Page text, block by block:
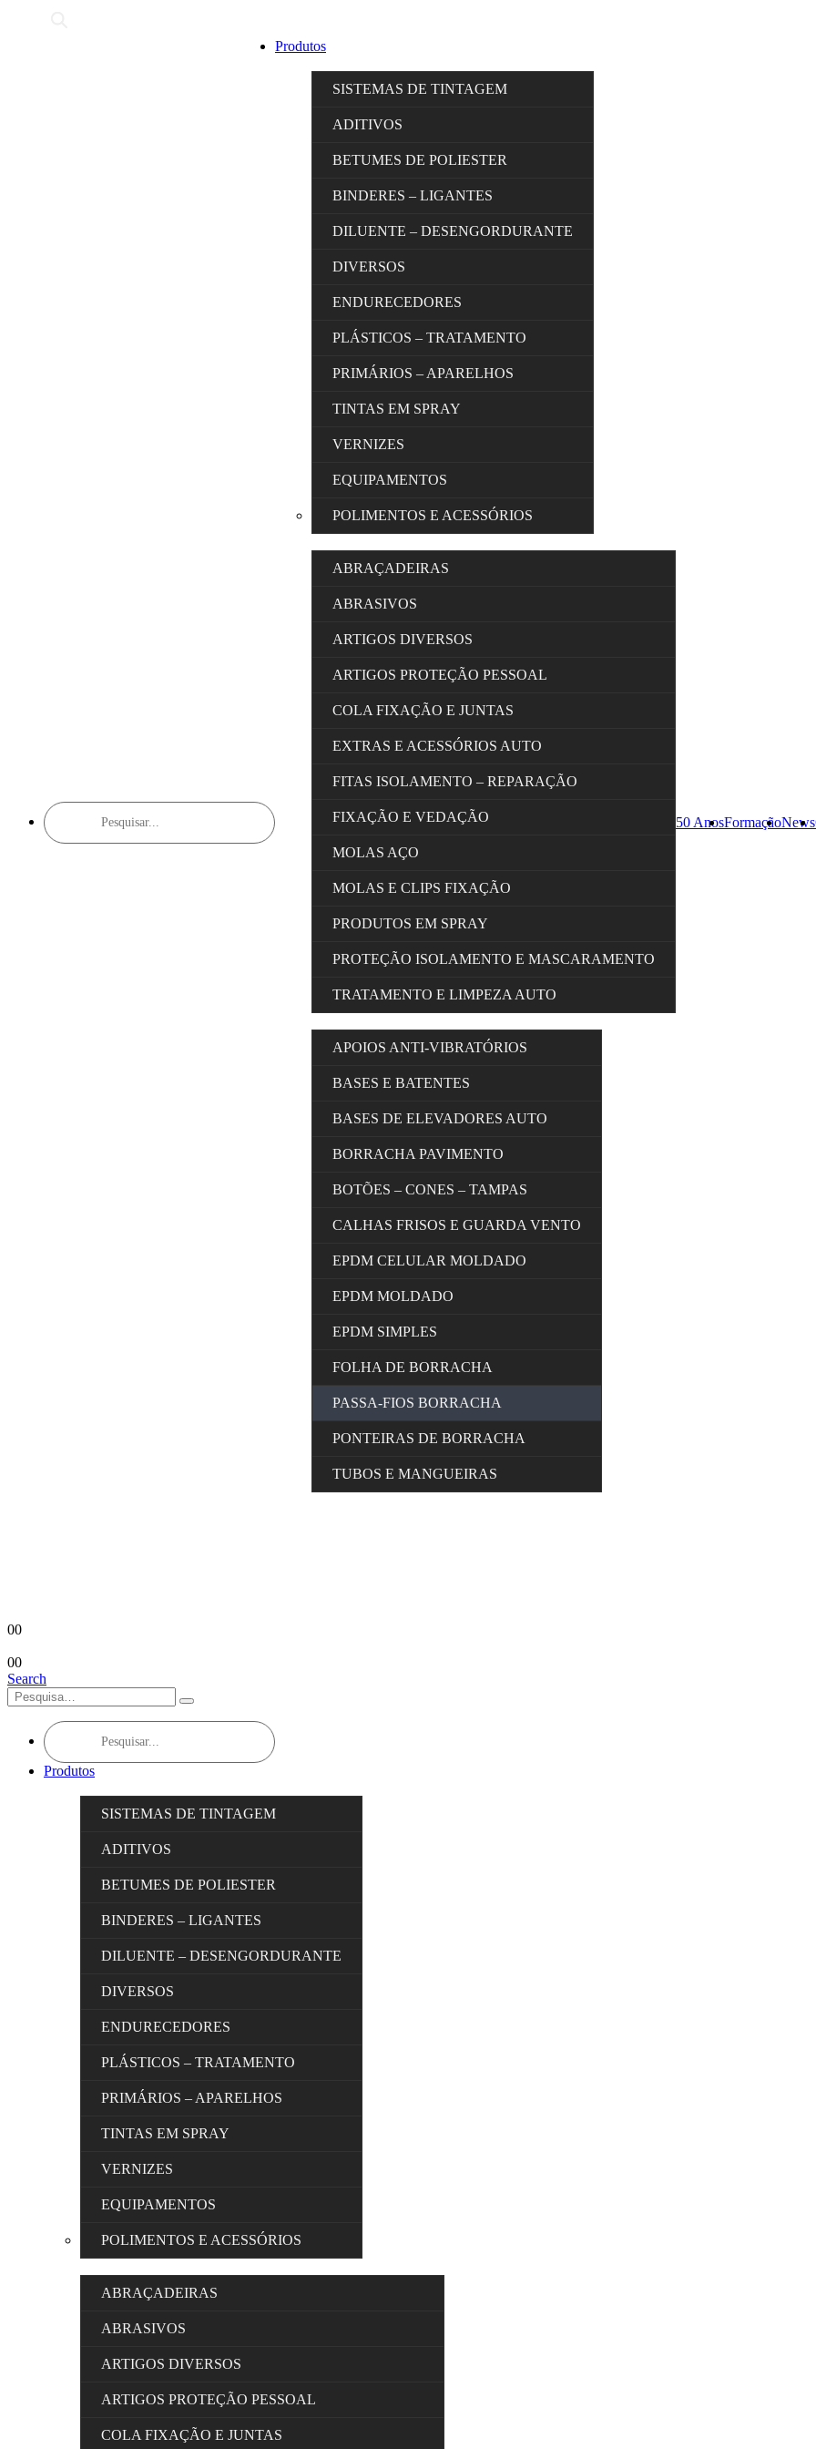
Products
search
Produtos
SISTEMAS DE TINTAGEM
ADITIVOS
BETUMES DE POLIESTER
BINDERES – LIGANTES
DILUENTE – DESENGORDURANTE
DIVERSOS
ENDURECEDORES
PLÁSTICOS – TRATAMENTO
PRIMÁRIOS – APARELHOS
TINTAS EM SPRAY
VERNIZES
EQUIPAMENTOS
POLIMENTOS E ACESSÓRIOS
ABRAÇADEIRAS
ABRASIVOS
ARTIGOS DIVERSOS
ARTIGOS PROTEÇÃO PESSOAL
COLA FIXAÇÃO E JUNTAS
EXTRAS E ACESSÓRIOS AUTO
FITAS ISOLAMENTO – REPARAÇÃO
FIXAÇÃO E VEDAÇÃO
MOLAS AÇO
MOLAS E CLIPS FIXAÇÃO
PRODUTOS EM SPRAY
PROTEÇÃO ISOLAMENTO E MASCARAMENTO
TRATAMENTO E LIMPEZA AUTO
APOIOS ANTI-VIBRATÓRIOS
BASES E BATENTES
BASES DE ELEVADORES AUTO
BORRACHA PAVIMENTO
BOTÕES – CONES – TAMPAS
CALHAS FRISOS E GUARDA VENTO
EPDM CELULAR MOLDADO
EPDM MOLDADO
EPDM SIMPLES
FOLHA DE BORRACHA
PASSA-FIOS BORRACHA
PONTEIRAS DE BORRACHA
TUBOS E MANGUEIRAS
50 AnosFormaçãoNews
00
00
Search
Products
search
Produtos
SISTEMAS DE TINTAGEM
ADITIVOS
BETUMES DE POLIESTER
BINDERES – LIGANTES
DILUENTE – DESENGORDURANTE
DIVERSOS
ENDURECEDORES
PLÁSTICOS – TRATAMENTO
PRIMÁRIOS – APARELHOS
TINTAS EM SPRAY
VERNIZES
EQUIPAMENTOS
POLIMENTOS E ACESSÓRIOS
ABRAÇADEIRAS
ABRASIVOS
ARTIGOS DIVERSOS
ARTIGOS PROTEÇÃO PESSOAL
COLA FIXAÇÃO E JUNTAS